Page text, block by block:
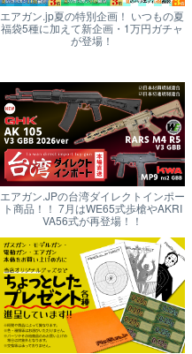
エアガン.jp夏の特別企画！ いつもの夏
福袋5種に加えて新企画・1万円ガチャ
が登場！
エアガン.JPの台湾ダイレクトインポー
ト商品！！ 7月はWE65式歩槍やAKRI
VA56式が再登場！！